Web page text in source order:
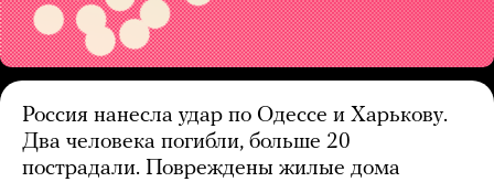
Россия нанесла удар по Одессе и Харькову.
Два человека погибли, больше 20
пострадали. Повреждены жилые дома